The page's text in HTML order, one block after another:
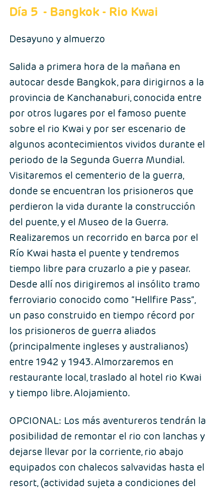
Día 5 - Bangkok - Rio Kwai
Desayuno y almuerzo
Salida a primera hora de la mañana en
autocar desde Bangkok, para dirigirnos a la
provincia de Kanchanaburi, conocida entre
por otros lugares por el famoso puente
sobre el rio Kwai y por ser escenario de
algunos acontecimientos vividos durante el
periodo de la Segunda Guerra Mundial.
Visitaremos el cementerio de la guerra,
donde se encuentran los prisioneros que
perdieron la vida durante la construcción
del puente, y el Museo de la Guerra.
Realizaremos un recorrido en barca por el
Río Kwai hasta el puente y tendremos
tiempo libre para cruzarlo a pie y pasear.
Desde allí nos dirigiremos al insólito tramo
ferroviario conocido como “Hellfire Pass”,
un paso construido en tiempo récord por
los prisioneros de guerra aliados
(principalmente ingleses y australianos)
entre 1942 y 1943. Almorzaremos en
restaurante local, traslado al hotel rio Kwai
y tiempo libre. Alojamiento.
OPCIONAL: Los más aventureros tendrán la
posibilidad de remontar el rio con lanchas y
dejarse llevar por la corriente, rio abajo
equipados con chalecos salvavidas hasta el
resort, (actividad sujeta a condiciones del